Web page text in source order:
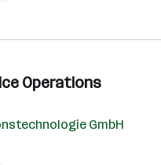
Operations
GmbH